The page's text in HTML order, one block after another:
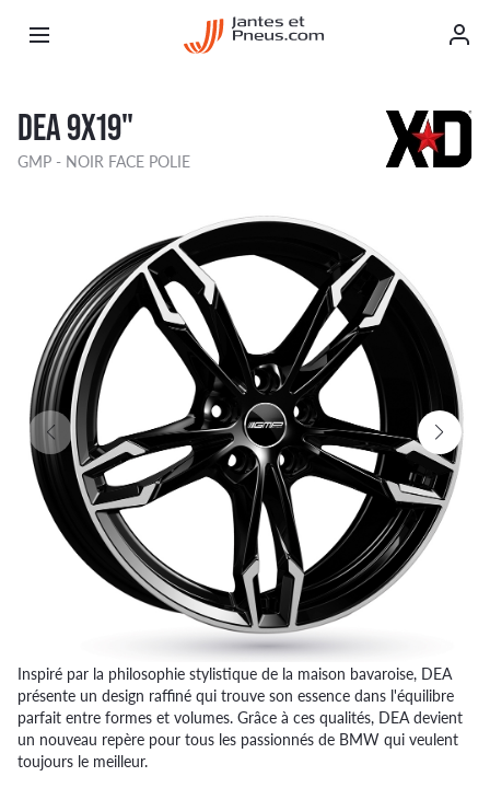
DEA 9X19"
GMP - NOIR FACE POLIE
Inspiré par la philosophie stylistique de la maison bavaroise, DEA
présente un design raffiné qui trouve son essence dans l'équilibre
parfait entre formes et volumes. Grâce à ces qualités, DEA devient
un nouveau repère pour tous les passionnés de BMW qui veulent
toujours le meilleur.